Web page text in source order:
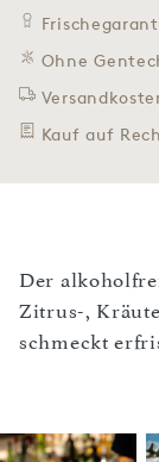
Ohne
Kauf auf
Der
Zitrus-,
schmeckt